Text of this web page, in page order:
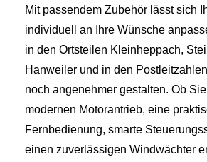
Mit passendem Zubehör lässt sich
individuell an Ihre Wünsche
in den Ortsteilen Kleinheppach,
Hanweiler und in den
noch angenehmer gestalten. Ob
modernen Motorantrieb, eine
Fernbedienung, smarte
einen zuverlässigen Windwächter